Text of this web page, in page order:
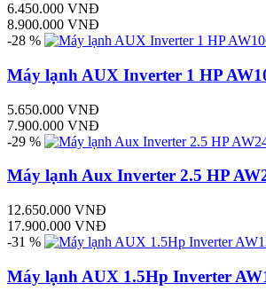
6.450.000 VNĐ
8.900.000 VNĐ
-28 %
Máy lạnh AUX Inverter 1 HP
5.650.000 VNĐ
7.900.000 VNĐ
-29 %
Máy lạnh Aux Inverter 2.5 HP
12.650.000 VNĐ
17.900.000 VNĐ
-31 %
Máy lạnh AUX 1.5Hp Inverter